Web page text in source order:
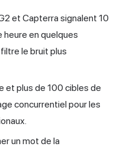
et Capterra signalent 10
en quelques
le bruit plus
et plus de 100 cibles de
concurrentiel pour les
un mot de la